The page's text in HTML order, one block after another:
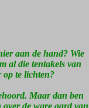
aan de hand? Wie
al die tentakels van
op te lichten?
Maar dan ben